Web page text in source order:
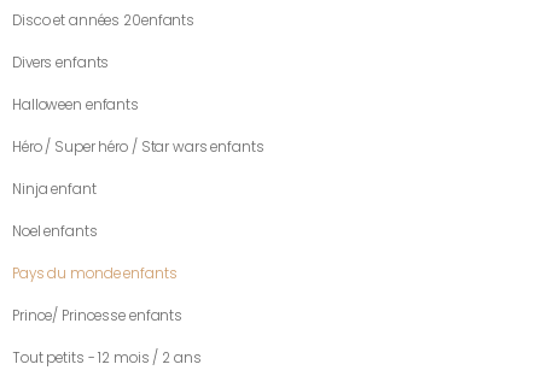
Disco et années 20enfants
Divers enfants
Halloween enfants
Héro / Super héro / Star wars enfants
Ninja enfant
Noel enfants
Pays du monde enfants
Prince/ Princesse enfants
Tout petits - 12 mois / 2 ans